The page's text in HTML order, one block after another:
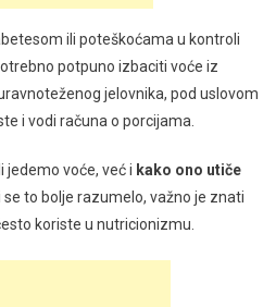
ili poteškoćama u kontroli
potpuno izbaciti voće iz
jelovnika, pod uslovom
i vodi računa o porcijama.
jedemo voće, već i kako ono utiče
se to bolje razumelo, važno je znati
koriste u nutricionizmu.